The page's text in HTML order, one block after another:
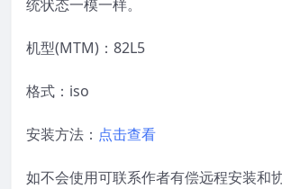
统状态一模一样。
机型(MTM)：82L5
格式：iso
安装方法： 点击查看
如不会使用可联系作者有偿远程安装和